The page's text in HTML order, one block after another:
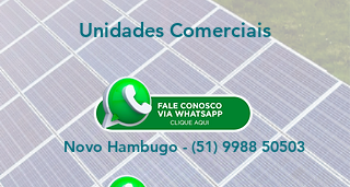
Unidades Comerciais
Novo Hambugo -(51) 9988 50503